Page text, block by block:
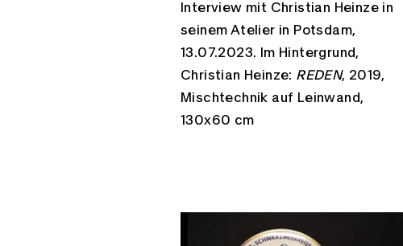
Interview mit Christian Heinze in
seinem Atelier in Potsdam,
13.07.2023. Im Hintergrund,
Christian Heinze: REDEN, 2019,
Mischtechnik auf Leinwand,
130x60 cm